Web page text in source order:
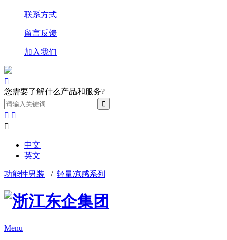
联系方式
留言反馈
加入我们

您需要了解什么产品和服务?
 

中文
英文
功能性男装 / 轻量凉感系列
Menu